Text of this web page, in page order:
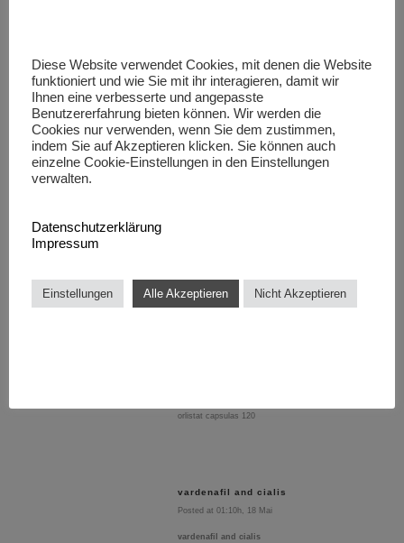
semaglutida 3 mg dosis
para bajar de peso
Posted at 04:46h, 15 Mai
semaglutida 3 mg dosis para
orlistat capsulas 120
vardenafil and cialis
Posted at 01:10h, 18 Mai
vardenafil and cialis
Diese Website verwendet Cookies, mit denen die Website
funktioniert und wie Sie mit ihr interagieren, damit wir
Ihnen eine verbesserte und angepasste
Benutzererfahrung bieten können. Wir werden die
Cookies nur verwenden, wenn Sie dem zustimmen,
indem Sie auf Akzeptieren klicken. Sie können auch
einzelne Cookie-Einstellungen in den Einstellungen
verwalten.
Datenschutzerklärung
Impressum
Einstellungen Alle Akzeptieren Nicht Akzeptieren